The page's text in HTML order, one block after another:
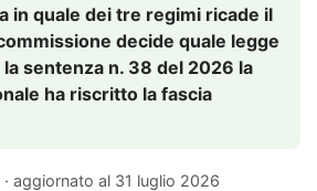
in quale dei tre regimi ricade il
decide quale legge
la sentenza n. 38 del 2026 la
ha riscritto la fascia
aggiornato al 31 luglio 2026